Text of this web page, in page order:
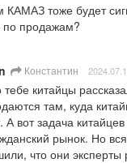
КАМАЗ тоже будет
продажам?
Константин
тебе китайцы
там, куда
А вот задача
рынок. Но
что они эксперты